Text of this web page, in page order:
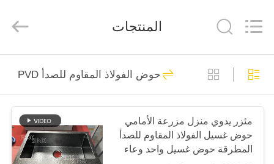
منزل،
بيت
منتجات
2019
Steel
Products
All
Reserved.
ساحة المطبخ الفولاذ
المقاوم للصدأ بالوعة
المنتجات
حوض الفولاذ المقاوم للصدأ PVD
مئزر يدوي منزل مزرعة الأمامي
حوض غسيل الفولاذ المقاوم للصدأ
المطرقة حوض غسيل واحد وعاء